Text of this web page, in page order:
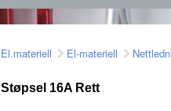
El.materiell El-materiell
Støpsel 16A Rett